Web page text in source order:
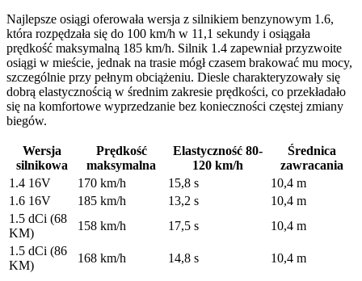
Najlepsze osiągi oferowała wersja z silnikiem benzynowym 1.6,
która rozpędzała się do 100 km/h w 11,1 sekundy i osiągała
prędkość maksymalną 185 km/h. Silnik 1.4 zapewniał przyzwoite
osiągi w mieście, jednak na trasie mógł czasem brakować mu mocy,
szczególnie przy pełnym obciążeniu. Diesle charakteryzowały się
dobrą elastycznością w średnim zakresie prędkości, co przekładało
się na komfortowe wyprzedzanie bez konieczności częstej zmiany
biegów.
Wersja
silnikowa
Prędkość
maksymalna
Elastyczność 80-
120 km/h
Średnica
zawracania
1.4 16V
170 km/h 15,8 s
10,4 m
1.6 16V
185 km/h 13,2 s
10,4 m
1.5 dCi (68
KM)
158 km/h 17,5 s
10,4 m
1.5 dCi (86
KM)
168 km/h 14,8 s 10,4 m